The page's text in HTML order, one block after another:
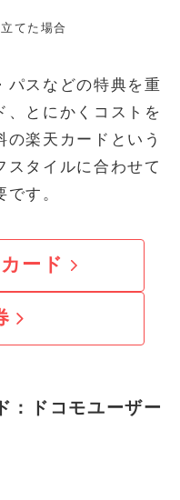
てた場合
パスなどの特典を重
、とにかくコストを
の楽天カードという
スタイルに合わせて
す。
ード
：ドコモユーザー